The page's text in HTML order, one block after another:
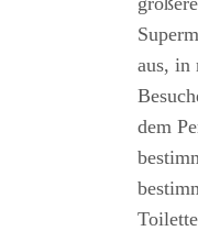
aus, in
dem